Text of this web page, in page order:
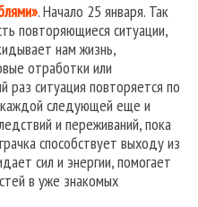
. Начало 25 января. Так
повторяющиеся ситуации,
нам жизнь,
отработки или
раз ситуация повторяется по
следующей еще и
и переживаний, пока
способствует выходу из
сил и энергии, помогает
в уже знакомых